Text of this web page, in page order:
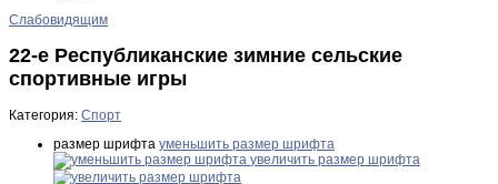
Слабовидящим
22-е Республиканские зимние сельские
спортивные игры
Категория: Спорт
размер шрифта уменьшить размер шрифта
увеличить размер шрифта